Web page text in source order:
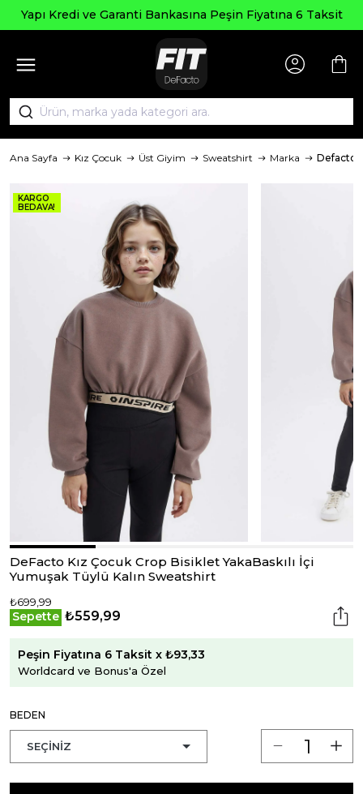
Yapı Kredi ve Garanti Bankasına Peşin Fiyatına 6 Taksit
Ana Sayfa Kız Çocuk Üst Giyim Sweatshirt Marka Defacto
KARGO
BEDAVA!
DeFacto Kız Çocuk Crop Bisiklet YakaBaskılı İçi
Yumuşak Tüylü Kalın Sweatshirt
₺699,99
Sepette ₺559,99
Peşin Fiyatına 6 Taksit x ₺93,33
Worldcard ve Bonus'a Özel
BEDEN